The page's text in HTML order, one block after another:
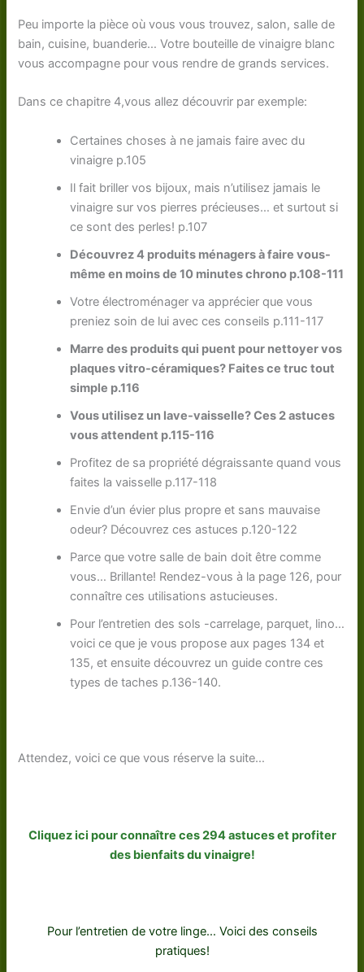
Peu importe la pièce où vous vous trouvez, salon, salle de
bain, cuisine, buanderie… Votre bouteille de vinaigre blanc
vous accompagne pour vous rendre de grands services.
Dans ce chapitre 4,vous allez découvrir par exemple:
Certaines choses à ne jamais faire avec du
vinaigre p.105
Il fait briller vos bijoux, mais n’utilisez jamais le
vinaigre sur vos pierres précieuses… et surtout si
ce sont des perles! p.107
Découvrez 4 produits ménagers à faire vous-
même en moins de 10 minutes chrono p.108-111
Votre électroménager va apprécier que vous
preniez soin de lui avec ces conseils p.111-117
Marre des produits qui puent pour nettoyer vos
plaques vitro-céramiques? Faites ce truc tout
simple p.116
Vous utilisez un lave-vaisselle? Ces 2 astuces
vous attendent p.115-116
Profitez de sa propriété dégraissante quand vous
faites la vaisselle p.117-118
Envie d’un évier plus propre et sans mauvaise
odeur? Découvrez ces astuces p.120-122
Parce que votre salle de bain doit être comme
vous… Brillante! Rendez-vous à la page 126, pour
connaître ces utilisations astucieuses.
Pour l’entretien des sols -carrelage, parquet, lino…
voici ce que je vous propose aux pages 134 et
135, et ensuite découvrez un guide contre ces
types de taches p.136-140.
Attendez, voici ce que vous réserve la suite…
Cliquez ici pour connaître ces 294 astuces et profiter
des bienfaits du vinaigre!
Pour l’entretien de votre linge… Voici des conseils
pratiques!